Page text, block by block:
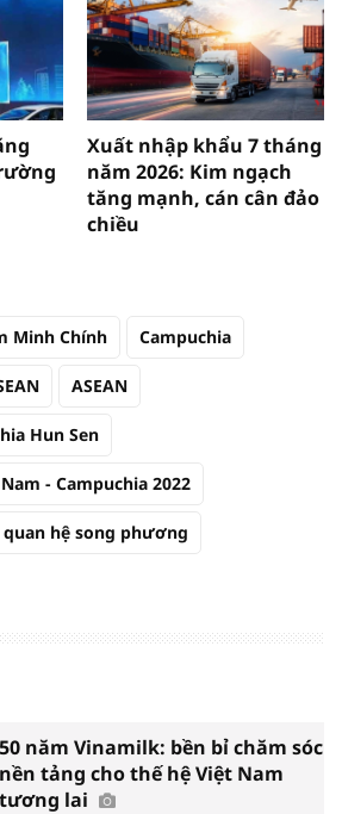
Xuất nhập khẩu 7 tháng
năm 2026: Kim ngạch
tăng mạnh, cán cân đảo
chiều
Minh Chính Campuchia
ASEAN
Hun Sen
- Campuchia 2022
quan hệ song phương
50 năm Vinamilk: bền bỉ chăm sóc
nền tảng cho thế hệ Việt Nam
tương lai